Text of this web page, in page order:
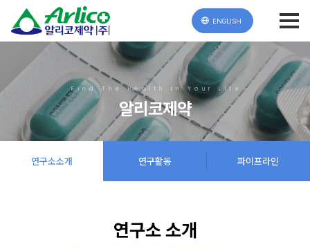
ENGLISH
Find The Health In Your Life
알리코제약
연구소소개 연구활동 파이프라인
연구소 소개